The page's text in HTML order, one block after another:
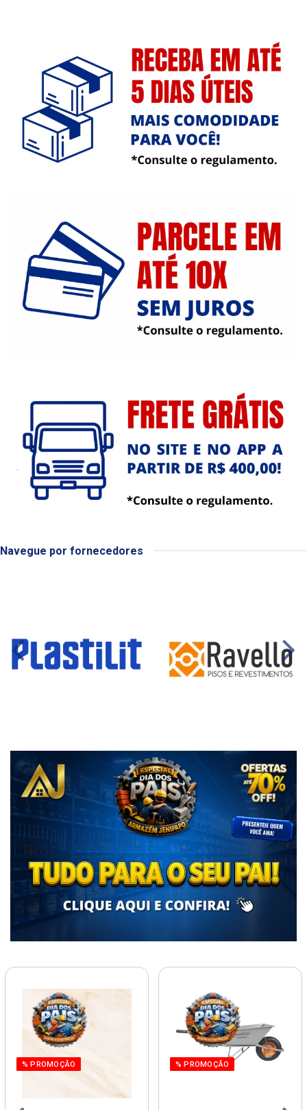
Navegue por fornecedores
% PROMOÇÃO % PROMOÇÃO